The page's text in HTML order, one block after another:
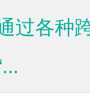
过各种